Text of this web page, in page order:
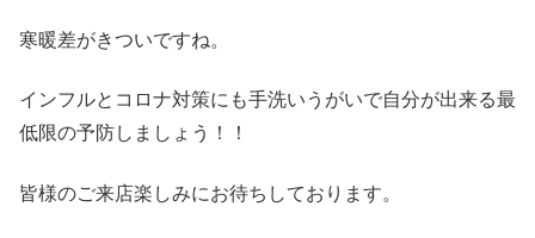
寒暖差がきついですね。
インフルとコロナ対策にも手洗いうがいで自分が出来る最
低限の予防しましょう！！
皆様のご来店楽しみにお待ちしております。